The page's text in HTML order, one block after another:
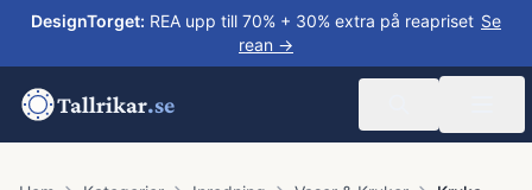
DesignTorget: REA upp till 70% + 30% extra på reapriset Se
rean →
Tallrikar.se